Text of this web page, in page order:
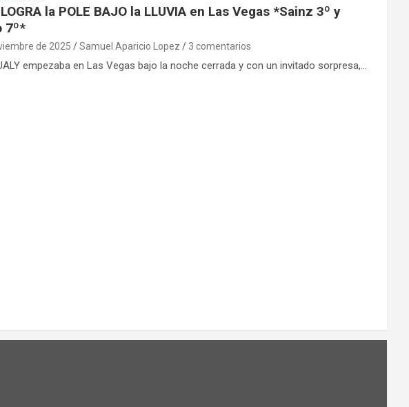
la POLE BAJO la LLUVIA en Las Vegas *Sainz 3º y
7º*
de 2025 Samuel Aparicio Lopez 3 comentarios
empezaba en Las Vegas bajo la noche cerrada y con un invitado sorpresa,…